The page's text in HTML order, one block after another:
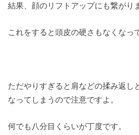
結果、顔のリフトアップにも繋がり
これをすると頭皮の硬さもなくなっ
ただやりすぎると肩などの揉み返し
なってしまうので注意ですよ。
何でも八分目くらいが丁度です。